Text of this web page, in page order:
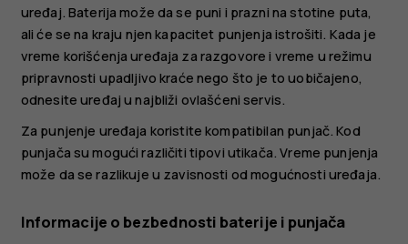
uređaj. Baterija može da se puni i prazni na stotine puta,
ali će se na kraju njen kapacitet punjenja istrošiti. Kada je
vreme korišćenja uređaja za razgovore i vreme u režimu
pripravnosti upadljivo kraće nego što je to uobičajeno,
odnesite uređaj u najbliži ovlašćeni servis.
Za punjenje uređaja koristite kompatibilan punjač. Kod
punjača su mogući različiti tipovi utikača. Vreme punjenja
može da se razlikuje u zavisnosti od mogućnosti uređaja.
Informacije o bezbednosti baterije i punjača